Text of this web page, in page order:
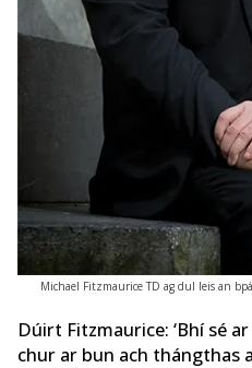
Michael Fitzmaurice TD ag dul leis an
Dúirt Fitzmaurice: ‘Bhí sé
chur ar bun ach thángthas